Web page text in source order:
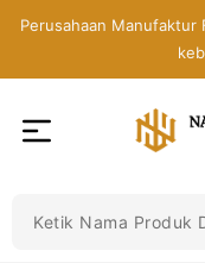
Perusahaan
Jepara